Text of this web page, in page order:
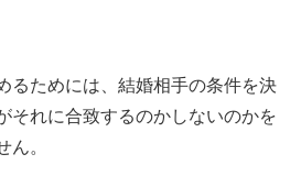
るためには、結婚相手の条件を決
それに合致するのかしないのかを
。